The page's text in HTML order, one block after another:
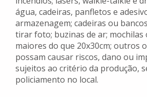
água, cadeiras, panfletos e
armazenagem; cadeiras ou
tirar foto; buzinas de ar; mochilas
maiores do que 20x30cm; outros
possam causar riscos, dano ou
sujeitos ao critério da produção,
policiamento no local.